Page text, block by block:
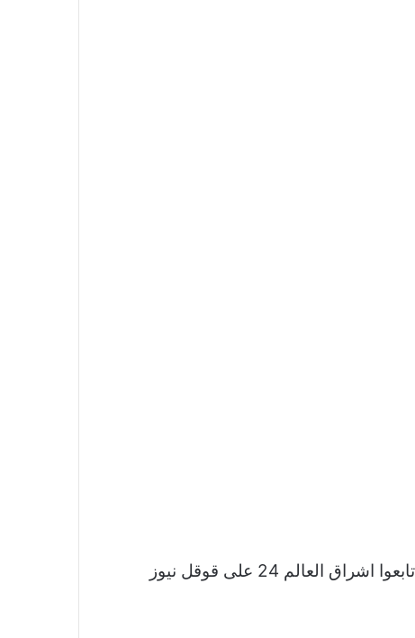
نشكر لكم اهتمامكم وقراءتكم لخبر تتويج سيدات الطاولة بالبطولة الأفريقية والتأهل لأولمبياد باريس تابعوا اشراق العالم 24 على قوقل نيوز